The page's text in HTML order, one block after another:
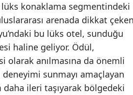
lüks konaklama segmentindeki
arenada dikkat
bu lüks otel, sunduğu
haline geliyor. Ödül,
olarak anılmasına da önemli
sunmayı amaçlayan
daha ileri taşıyarak bölgedeki